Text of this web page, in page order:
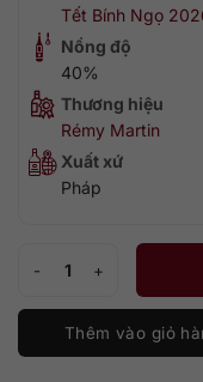
Tết Bính Ngọ
Nồng độ
40%
Thương hiệu
Rémy Martin
Xuất xứ
Pháp
Remy Martin XO Year
Thêm vào giỏ